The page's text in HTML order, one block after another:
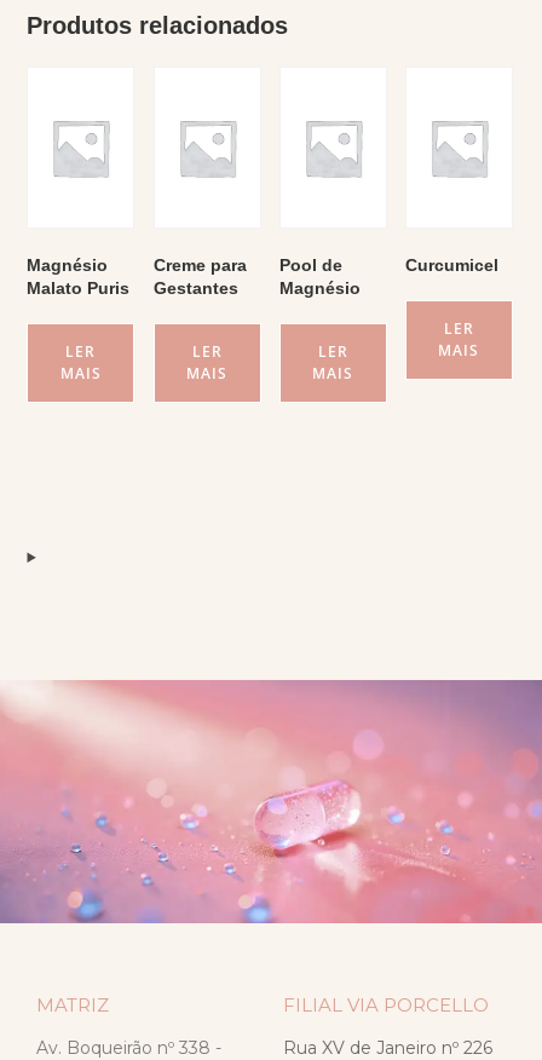
Produtos relacionados
Magnésio
Malato Puris
LER
MAIS
Creme para
Gestantes
LER
MAIS
Pool de
Magnésio
LER
MAIS
Curcumicel
LER
MAIS
MATRIZ
Av. Boqueirão nº 338 -
FILIAL VIA PORCELLO
Rua XV de Janeiro nº 226